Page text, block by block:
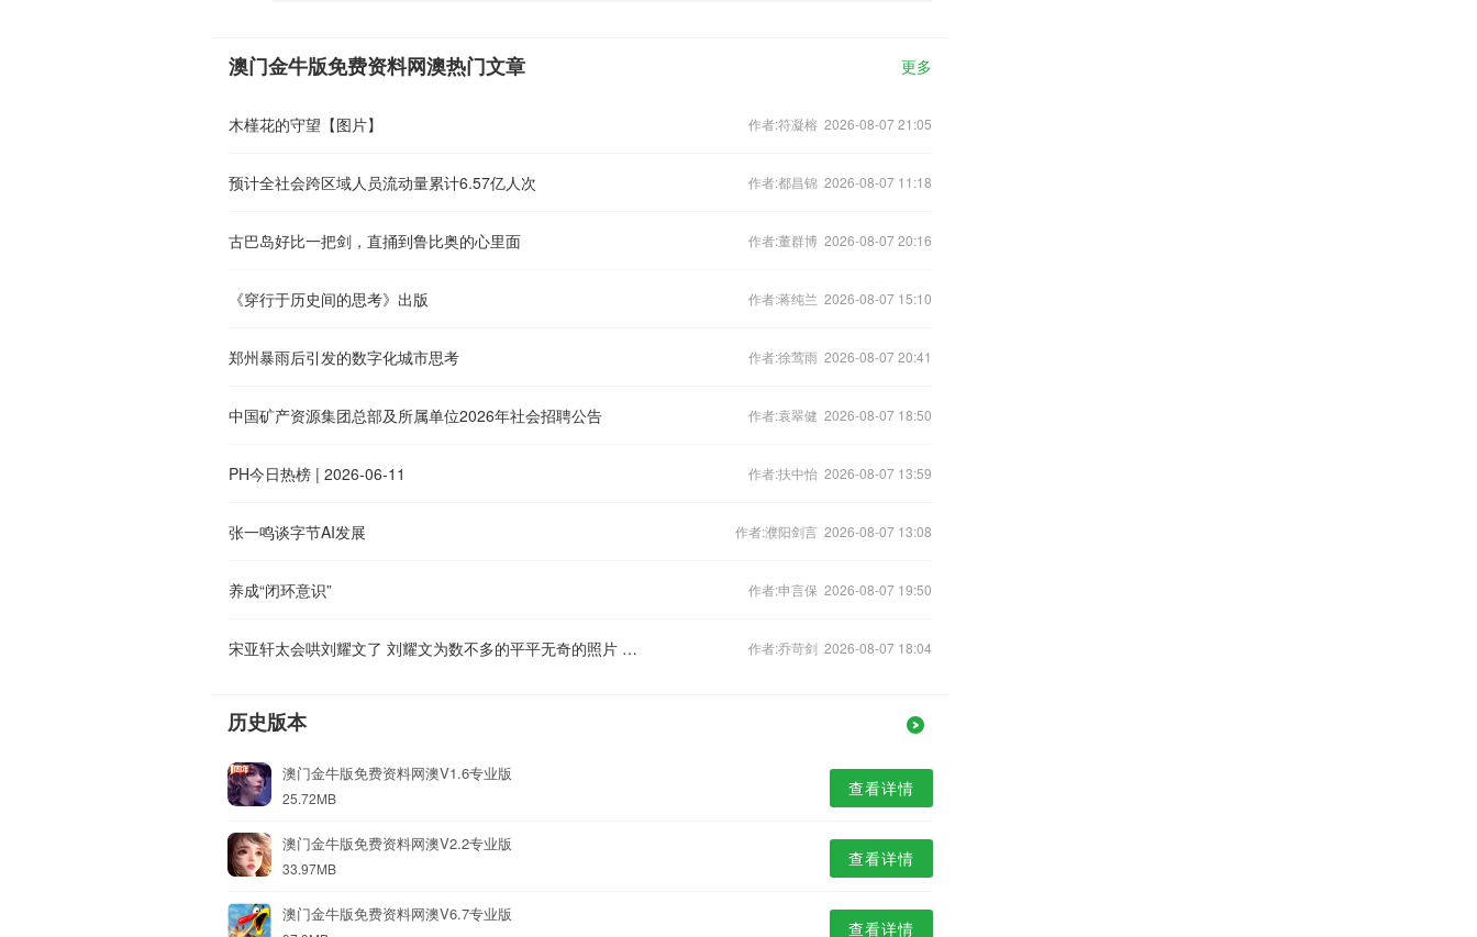
澳门金牛版免费资料网澳热门文章 更多
木槿花的守望【图片】 作者:符凝榕 2026-08-07 21:05
预计全社会跨区域人员流动量累计6.57亿人次 作者:都昌锦 2026-08-07 11:18
古巴岛好比一把剑，直捅到鲁比奥的心里面 作者:董群博 2026-08-07 20:16
《穿行于历史间的思考》出版 作者:蒋纯兰 2026-08-07 15:10
郑州暴雨后引发的数字化城市思考 作者:徐莺雨 2026-08-07 20:41
中国矿产资源集团总部及所属单位2026年社会招聘公告 作者:袁翠健 2026-08-07 18:50
PH今日热榜 | 2026-06-11 作者:扶中怡 2026-08-07 13:59
张一鸣谈字节AI发展 作者:濮阳剑言 2026-08-07 13:08
养成“闭环意识” 作者:申言保 2026-08-07 19:50
宋亚轩太会哄刘耀文了 刘耀文为数不多的平平无奇的照片 好可爱呀 作者:乔苛剑 2026-08-07 18:04
历史版本
澳门金牛版免费资料网澳V1.6专业版
25.72MB 查看详情
澳门金牛版免费资料网澳V2.2专业版
33.97MB 查看详情
澳门金牛版免费资料网澳V6.7专业版
查看详情